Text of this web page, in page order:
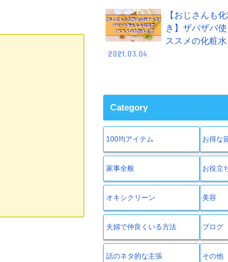
【おじさんも
き】ザバザバ
ススメの化粧
2021.03.04
Category
100均アイテム お得な
家事全般 お役立
オキシクリーン 美容
夫婦で仲良くいる方法 ブログ
話のネタ的な主張 その他